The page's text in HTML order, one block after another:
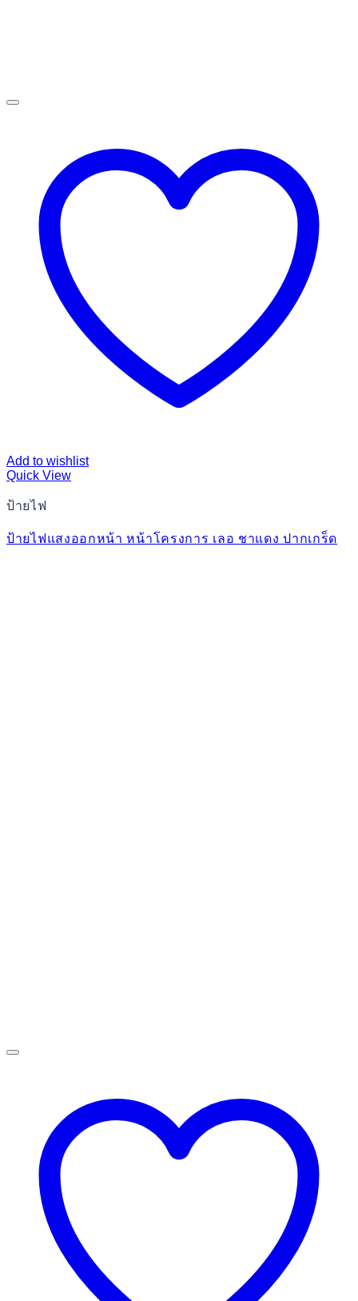
Add to wishlist
Quick View
ป้ายไฟ
ป้ายไฟแสงออกหน้า หน้าโครงการ เลอ ชาแดง ปากเกร็ด